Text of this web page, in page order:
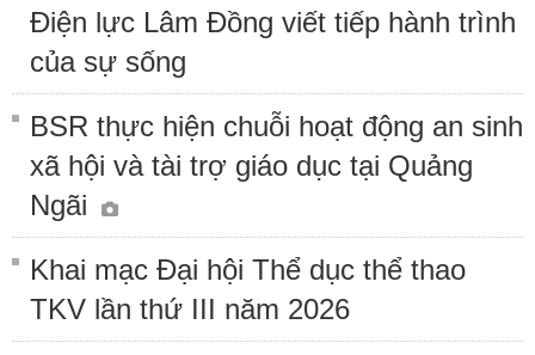
Điện lực Lâm Đồng viết tiếp hành trình
của sự sống
BSR thực hiện chuỗi hoạt động an sinh
xã hội và tài trợ giáo dục tại Quảng
Ngãi
Khai mạc Đại hội Thể dục thể thao
TKV lần thứ III năm 2026